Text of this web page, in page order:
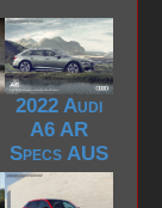
2022 Audi
A6 AR
Specs AUS